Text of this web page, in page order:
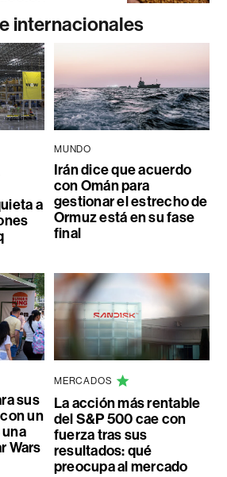
internacionales
a
MUNDO
Irán dice que acuerdo
con Omán para
gestionar el estrecho de
Ormuz está en su fase
final
sus
un
Wars
MERCADOS
La acción más rentable
del S&P 500 cae con
fuerza tras sus
resultados: qué
preocupa al mercado